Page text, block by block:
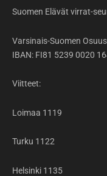
-
m
Suomen Elävät virrat-
Varsinais-Suomen
IBAN: FI81 5239 0020
Viitteet:
Loimaa 1119
Turku 1122
Helsinki 1135